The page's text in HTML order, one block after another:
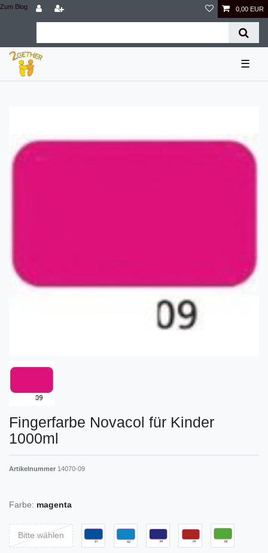
Zum Blog 0,00 EUR
☰
Fingerfarbe Novacol für Kinder
1000ml
Artikelnummer 14070-09
Farbe: magenta
Bitte wählen